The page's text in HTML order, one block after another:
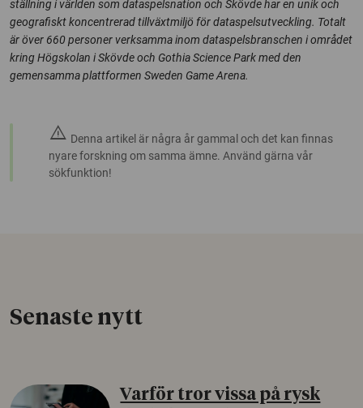
ställning i världen som dataspelsnation och Skövde har en unik och
geografiskt koncentrerad tillväxtmiljö för dataspelsutveckling. Totalt
är över 660 personer verksamma inom dataspelsbranschen i området
kring Högskolan i Skövde och Gothia Science Park med den
gemensamma plattformen Sweden Game Arena.
warning Denna artikel är några år gammal och det kan finnas
nyare forskning om samma ämne. Använd gärna vår
sökfunktion!
Senaste nytt
Varför tror vissa på rysk